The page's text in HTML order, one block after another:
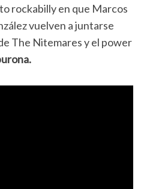
rockabilly en que Marcos
vuelven a juntarse
The Nitemares y el power